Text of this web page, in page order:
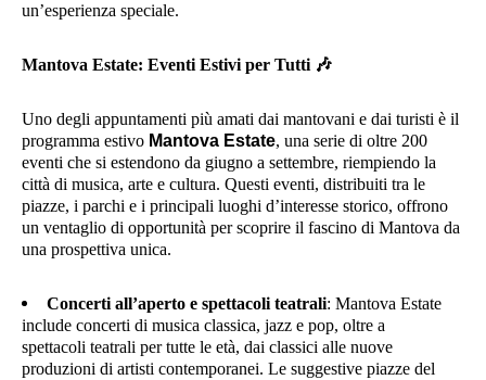
un’esperienza speciale.
Mantova Estate: Eventi Estivi per Tutti 🎶
Uno degli appuntamenti più amati dai mantovani e dai turisti è il
programma estivo Mantova Estate, una serie di oltre 200
eventi che si estendono da giugno a settembre, riempiendo la
città di musica, arte e cultura. Questi eventi, distribuiti tra le
piazze, i parchi e i principali luoghi d’interesse storico, offrono
un ventaglio di opportunità per scoprire il fascino di Mantova da
una prospettiva unica.
Concerti all’aperto e spettacoli teatrali: Mantova Estate
include concerti di musica classica, jazz e pop, oltre a
spettacoli teatrali per tutte le età, dai classici alle nuove
produzioni di artisti contemporanei. Le suggestive piazze del